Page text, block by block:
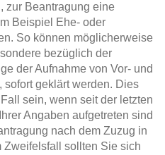
zur Beantragung eine
Beispiel Ehe- oder
So können möglicherweise
bezüglich der
der Aufnahme von Vor- und
geklärt werden. Dies
sein, wenn seit der letzten
Angaben aufgetreten sind
nach dem Zuzug in
Zweifelsfall sollten Sie sich